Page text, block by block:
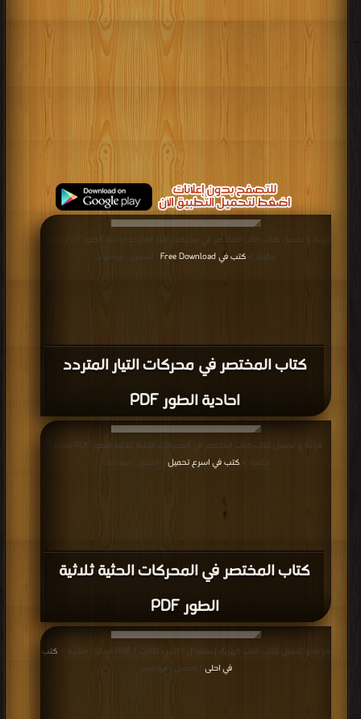
كتاب المختصر في محركات التيار المتردد
احادية الطور PDF
قراءة و تحميل كتاب كتاب المختصر في محركات التيار المتردد احادية الطور PDF مجانا |
مكتبة > كتب في Free Download | التحميل : مرة/مرات
كتاب المختصر في المحركات الحثية ثلاثية
الطور PDF
قراءة و تحميل كتاب كتاب المختصر في المحركات الحثية ثلاثية الطور PDF مجانا |
مكتبة >كتب في اسرع تحميل | التحميل : مرة/مرات
قراءة و تحميل كتاب كتاب كهرباء إستعمال ( الجزء الثالث ) PDF مجانا | مكتبة >
كتب
في احلى
| التحميل : مرة/مرات